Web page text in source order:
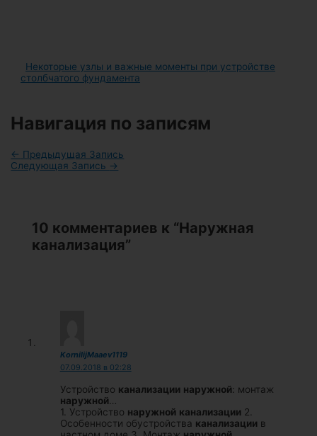
Некоторые узлы и важные моменты при устройстве
столбчатого фундамента
Навигация по записям
← Предыдущая Запись
Следующая Запись →
10 комментариев к “Наружная
канализация”
KornilijMaaev1119
07.09.2018 в 02:28
Устройство канализации наружной: монтаж
наружной
1. Устройство наружной канализации 2.
Особенности обустройства канализации в